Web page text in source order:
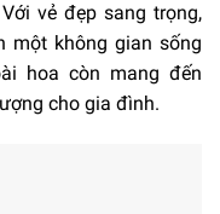
vẻ đẹp sang trọng,
một không gian sống
hoa còn mang đến
cho gia đình.